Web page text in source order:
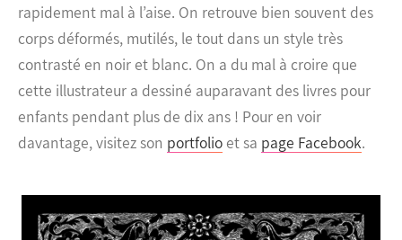
rapidement mal à l’aise. On retrouve bien souvent des
corps déformés, mutilés, le tout dans un style très
contrasté en noir et blanc. On a du mal à croire que
cette illustrateur a dessiné auparavant des livres pour
enfants pendant plus de dix ans ! Pour en voir
davantage, visitez son portfolio et sa page Facebook.